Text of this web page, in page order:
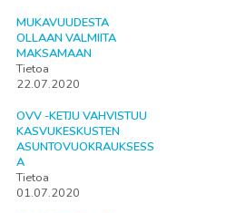
MUKAVUUDESTA
OLLAAN VALMIITA
MAKSAMAAN
Tietoa
22.07.2020
OVV -KETJU VAHVISTUU
KASVUKESKUSTEN
ASUNTOVUOKRAUKSESS
A
Tietoa
01.07.2020